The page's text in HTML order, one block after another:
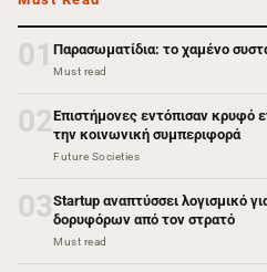
01 Παρασωματίδια: το χαμένο
Must read
02Επιστήμονες εντόπισαν κρυφό
την κοινωνική συμπεριφορά
Future Societies
03Startup αναπτύσσει λογισμικό
δορυφόρων από τον στρατό
Must read